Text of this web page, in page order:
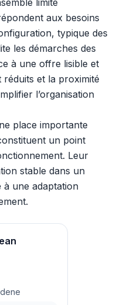
limité
aux besoins
typique des
les démarches des
à une offre lisible et
réduits et la proximité
l’organisation
place importante
un point
Leur
stable dans un
une adaptation